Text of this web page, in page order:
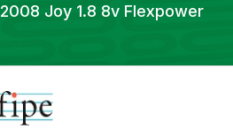
2008 Joy 1.8 8v Flexpower